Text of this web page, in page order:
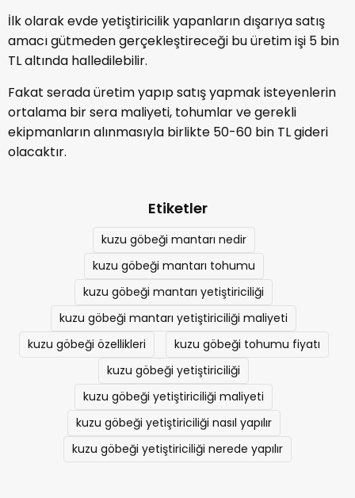
İlk olarak evde yetiştiricilik yapanların dışarıya satış
amacı gütmeden gerçekleştireceği bu üretim işi 5 bin
TL altında halledilebilir.
Fakat serada üretim yapıp satış yapmak isteyenlerin
ortalama bir sera maliyeti, tohumlar ve gerekli
ekipmanların alınmasıyla birlikte 50-60 bin TL gideri
olacaktır.
Etiketler
kuzu göbeği mantarı nedir
kuzu göbeği mantarı tohumu
kuzu göbeği mantarı yetiştiriciliği
kuzu göbeği mantarı yetiştiriciliği maliyeti
kuzu göbeği özellikleri
kuzu göbeği tohumu fiyatı
kuzu göbeği yetiştiriciliği
kuzu göbeği yetiştiriciliği maliyeti
kuzu göbeği yetiştiriciliği nasıl yapılır
kuzu göbeği yetiştiriciliği nerede yapılır